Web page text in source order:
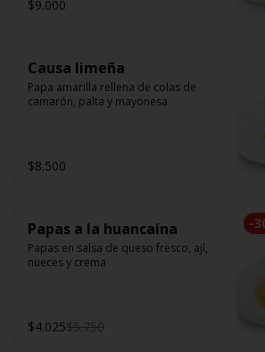
$9.000
Causa limeña
Papa amarilla rellena de colas de
camarón, palta y mayonesa
$8.500
-
Papas a la huancaína
Papas en salsa de queso fresco, ají,
nueces y crema
$4.025$5.750